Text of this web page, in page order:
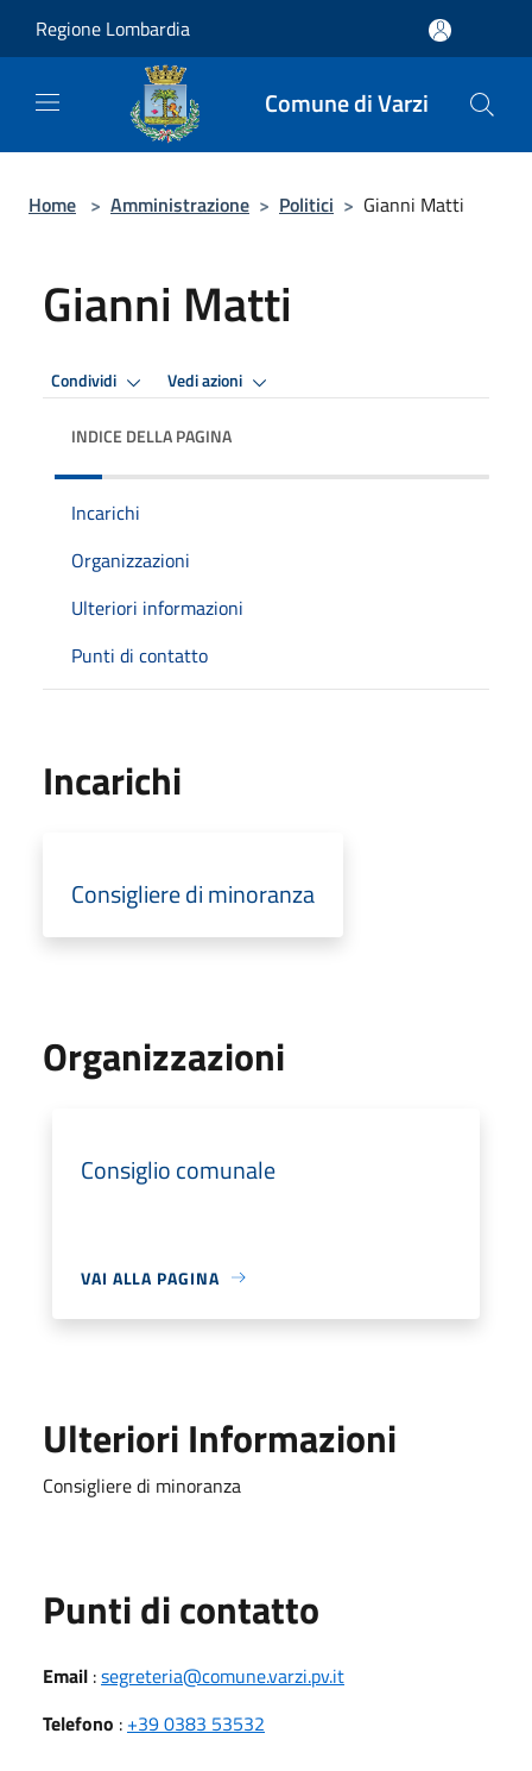
Regione Lombardia
Comune di Varzi
Home > Amministrazione > Politici > Gianni Matti
Gianni Matti
Condividi Vedi azioni
INDICE DELLA PAGINA
Incarichi
Organizzazioni
Ulteriori informazioni
Punti di contatto
Incarichi
Consigliere di minoranza
Organizzazioni
Consiglio comunale
VAI ALLA PAGINA
Ulteriori Informazioni
Consigliere di minoranza
Punti di contatto
Email :segreteria@comune.varzi.pv.it
Telefono : +39 0383 53532